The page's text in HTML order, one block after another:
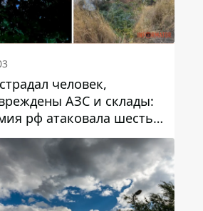
человек,
АЗС и склады:
рф атаковала шесть
Днепропетровской